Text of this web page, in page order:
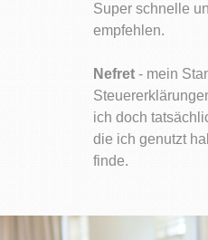
Super schnelle
empfehlen.
Nefret - mein
ich doch
die ich genutzt
finde.